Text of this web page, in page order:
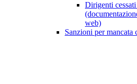
Dirigenti
web)
Sanzioni per mancata